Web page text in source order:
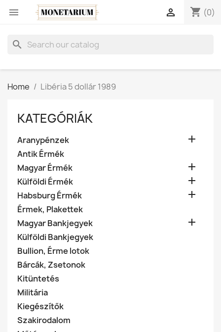
 shopping_cart (0)

search
Home Libéria 5 dollár 1989
KATEGÓRIÁK
Aranypénzek 
Antik Érmék
Magyar Érmék

Külföldi Érmék 
Habsburg Érmék 
Érmek, Plakettek
Magyar Bankjegyek

Külföldi Bankjegyek
Bullion, Érme lotok
Bárcák, Zsetonok
Kitüntetés
Militária
Kiegészítők
Szakirodalom